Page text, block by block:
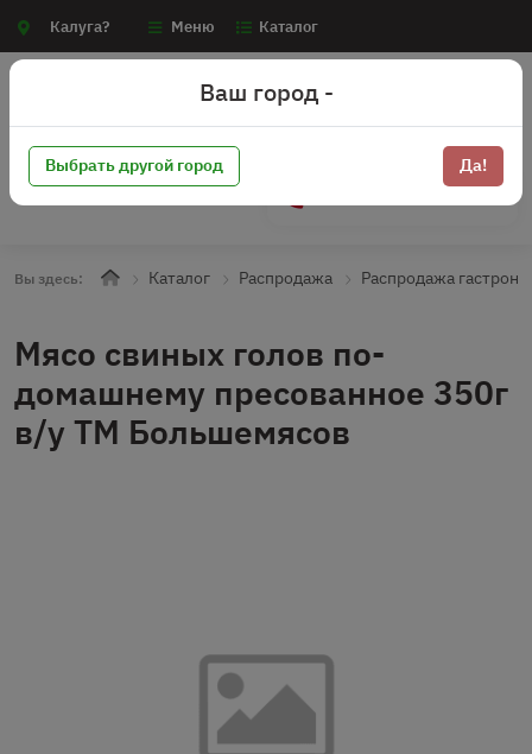
Калуга? Меню Каталог
Вы здесь: Каталог Распродажа Распродажа
Мясо свиных голов по-
домашнему пресованное 350г
в/у ТМ Большемясов
Ваш город -
Выбрать другой город Да!